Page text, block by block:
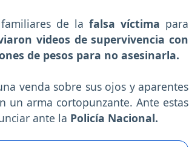
de la falsa víctima para
videos de supervivencia con
de pesos para no asesinarla.
venda sobre sus ojos y aparentes
un arma cortopunzante. Ante estas
ante la Policía Nacional.